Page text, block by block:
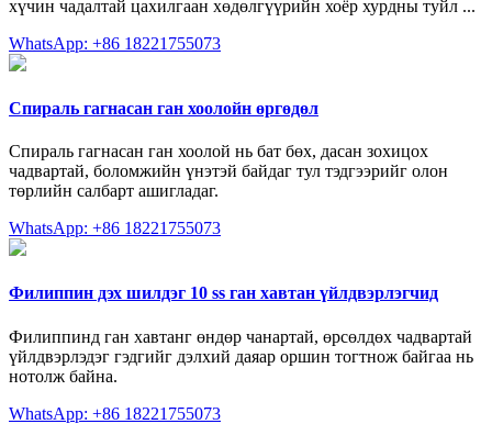
хүчин чадалтай цахилгаан хөдөлгүүрийн хоёр хурдны туйл ...
WhatsApp: +86 18221755073
Спираль гагнасан ган хоолойн өргөдөл
Спираль гагнасан ган хоолой нь бат бөх, дасан зохицох
чадвартай, боломжийн үнэтэй байдаг тул тэдгээрийг олон
төрлийн салбарт ашигладаг.
WhatsApp: +86 18221755073
Филиппин дэх шилдэг 10 ss ган хавтан үйлдвэрлэгчид
Филиппинд ган хавтанг өндөр чанартай, өрсөлдөх чадвартай
үйлдвэрлэдэг гэдгийг дэлхий даяар оршин тогтнож байгаа нь
нотолж байна.
WhatsApp: +86 18221755073